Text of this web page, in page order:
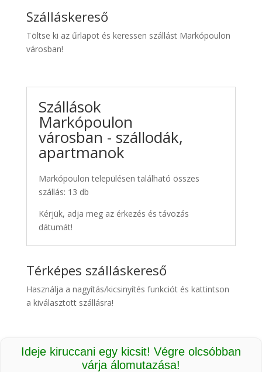
Kiwi
Taxi
Szálláskereső
Töltse ki az űrlapot és keressen szállást Markópoulon
városban!
Szállások
Markópoulon
városban - szállodák,
apartmanok
Markópoulon településen található összes
szállás: 13 db
Kérjük, adja meg az érkezés és távozás
dátumát!
Térképes szálláskereső
Használja a nagyítás/kicsinyítés funkciót és kattintson
a kiválasztott szállásra!
Ideje kiruccani egy kicsit! Végre olcsóbban
várja álomutazása!